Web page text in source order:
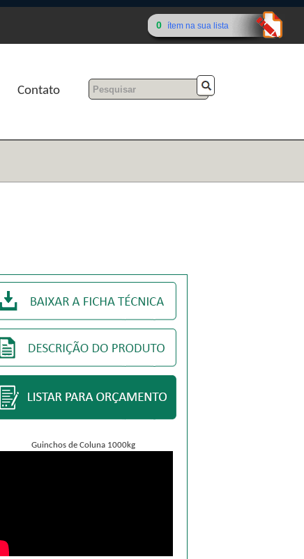
0 ítem na sua lista
Contato
Guinchos de Coluna 1000kg